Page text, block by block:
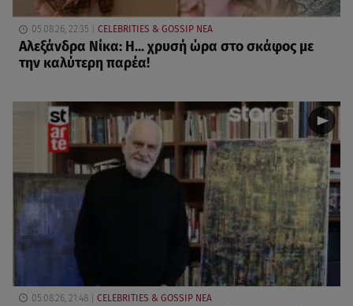
05.08.26, 22:35 CELEBRITIES & GOSSIP ΝΕΑ
Αλεξάνδρα Νίκα: Η... χρυσή ώρα στο σκάφος με
την καλύτερη παρέα!
05.08.26, 21:48 CELEBRITIES & GOSSIP ΝΕΑ